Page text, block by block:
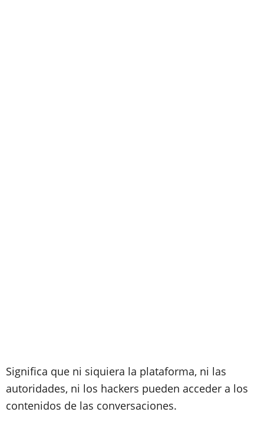
Significa que ni siquiera la plataforma, ni las
autoridades, ni los hackers pueden acceder a los
contenidos de las conversaciones.